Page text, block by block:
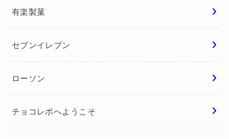
有楽製菓
セブンイレブン
ローソン
チョコレポへようこそ